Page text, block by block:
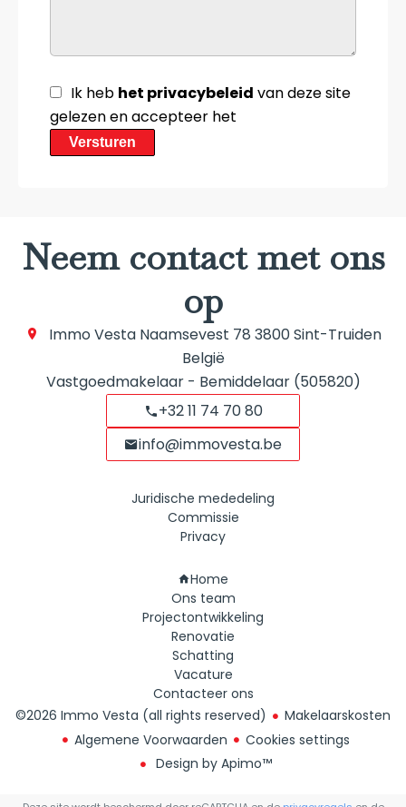
Ik heb het privacybeleid van deze site
gelezen en accepteer het
Versturen
Neem contact met ons
op
Immo VestaNaamsevest 78 3800Sint-Truiden
België
Vastgoedmakelaar - Bemiddelaar (505820)
+32 11 74 70 80
info@immovesta.be
Juridische mededeling
Commissie
Privacy
Home
Ons team
Projectontwikkeling
Renovatie
Schatting
Vacature
Contacteer ons
©2026 Immo Vesta (all rights reserved)
Makelaarskosten
Algemene Voorwaarden
Cookies settings
Design by Apimo™